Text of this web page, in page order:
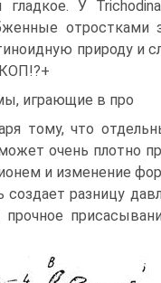
У
природу
играющие в про
тому, что
очень плотно
и изменение
разницу